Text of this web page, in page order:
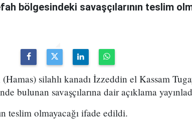
bölgesindeki savaşçılarının teslim
silahlı kanadı İzzeddin el Kassam
bulunan savaşçılarına dair açıklama
teslim olmayacağı ifade edildi.